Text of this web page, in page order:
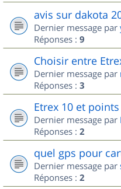
avis sur dakota
Dernier message par
Réponses : 9
Choisir entre
Dernier message par
Réponses : 3
Etrex 10 et
Dernier message par
Réponses : 2
quel gps pour
Dernier message par
Réponses : 2